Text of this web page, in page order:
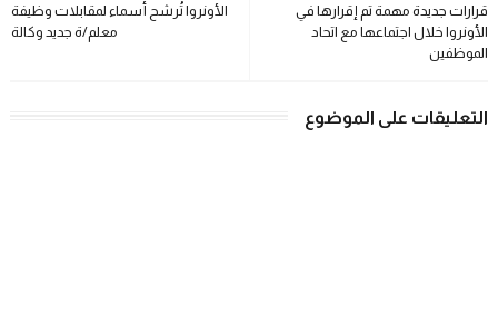
الأونروا تُرشح أسماء لمقابلات وظيفة
معلم/ة جديد وكالة
قرارات جديدة مهمة تم إقرارها في
الأونروا خلال اجتماعها مع اتحاد
الموظفين
التعليقات على الموضوع